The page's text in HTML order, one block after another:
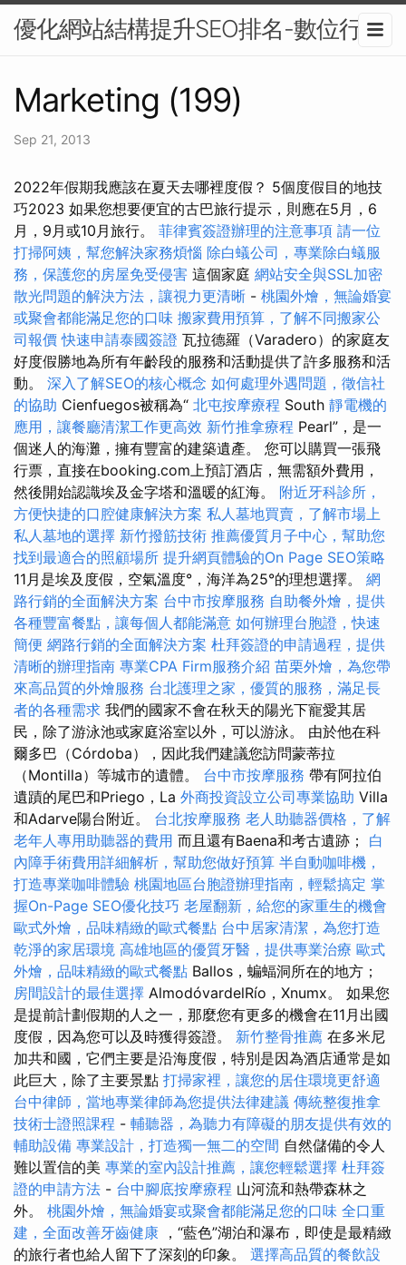
優化網站結構提升SEO排名-數位行銷
Marketing (199)
Sep 21, 2013
2022年假期我應該在夏天去哪裡度假？ 5個度假目的地技
巧2023 如果您想要便宜的古巴旅行提示，則應在5月，6
月，9月或10月旅行。 菲律賓簽證辦理的注意事項 請一位
打掃阿姨，幫您解決家務煩惱 除白蟻公司，專業除白蟻服
務，保護您的房屋免受侵害 這個家庭 網站安全與SSL加密
散光問題的解決方法，讓視力更清晰 - 桃園外燴，無論婚宴
或聚會都能滿足您的口味 搬家費用預算，了解不同搬家公
司報價 快速申請泰國簽證 瓦拉德羅（Varadero）的家庭友
好度假勝地為所有年齡段的服務和活動提供了許多服務和活
動。 深入了解SEO的核心概念 如何處理外遇問題，徵信社
的協助 Cienfuegos被稱為“ 北屯按摩療程 South 靜電機的
應用，讓餐廳清潔工作更高效 新竹推拿療程 Pearl”，是一
個迷人的海灘，擁有豐富的建築遺產。 您可以購買一張飛
行票，直接在booking.com上預訂酒店，無需額外費用，
然後開始認識埃及金字塔和溫暖的紅海。 附近牙科診所，
方便快捷的口腔健康解決方案 私人墓地買賣，了解市場上
私人墓地的選擇 新竹撥筋技術 推薦優質月子中心，幫助您
找到最適合的照顧場所 提升網頁體驗的On Page SEO策略
11月是埃及度假，空氣溫度°，海洋為25°的理想選擇。 網
路行銷的全面解決方案 台中市按摩服務 自助餐外燴，提供
各種豐富餐點，讓每個人都能滿意 如何辦理台胞證，快速
簡便 網路行銷的全面解決方案 杜拜簽證的申請過程，提供
清晰的辦理指南 專業CPA Firm服務介紹 苗栗外燴，為您帶
來高品質的外燴服務 台北護理之家，優質的服務，滿足長
者的各種需求 我們的國家不會在秋天的陽光下寵愛其居
民，除了游泳池或家庭浴室以外，可以游泳。 由於他在科
爾多巴（Córdoba），因此我們建議您訪問蒙蒂拉
（Montilla）等城市的遺體。 台中市按摩服務 帶有阿拉伯
遺蹟的尾巴和Priego，La 外商投資設立公司專業協助 Villa
和Adarve陽台附近。 台北按摩服務 老人助聽器價格，了解
老年人專用助聽器的費用 而且還有Baena和考古遺跡； 白
內障手術費用詳細解析，幫助您做好預算 半自動咖啡機，
打造專業咖啡體驗 桃園地區台胞證辦理指南，輕鬆搞定 掌
握On-Page SEO優化技巧 老屋翻新，給您的家重生的機會
歐式外燴，品味精緻的歐式餐點 台中居家清潔，為您打造
乾淨的家居環境 高雄地區的優質牙醫，提供專業治療 歐式
外燴，品味精緻的歐式餐點 Ballos，蝙蝠洞所在的地方；
房間設計的最佳選擇 AlmodóvardelRío，Xnumx。 如果您
是提前計劃假期的人之一，那麼您有更多的機會在11月出國
度假，因為您可以及時獲得簽證。 新竹整骨推薦 在多米尼
加共和國，它們主要是沿海度假，特別是因為酒店通常是如
此巨大，除了主要景點 打掃家裡，讓您的居住環境更舒適
台中律師，當地專業律師為您提供法律建議 傳統整復推拿
技術士證照課程 - 輔聽器，為聽力有障礙的朋友提供有效的
輔助設備 專業設計，打造獨一無二的空間 自然儲備的令人
難以置信的美 專業的室內設計推薦，讓您輕鬆選擇 杜拜簽
證的申請方法 - 台中腳底按摩療程 山河流和熱帶森林之
外。 桃園外燴，無論婚宴或聚會都能滿足您的口味 全口重
建，全面改善牙齒健康 ，“藍色”湖泊和瀑布，即使是最精緻
的旅行者也給人留下了深刻的印象。 選擇高品質的餐飲設